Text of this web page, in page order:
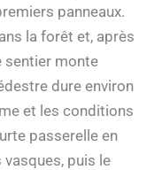
panneaux.
la forêt et, après
sentier monte
dure environ
et les conditions
passerelle en
puis le